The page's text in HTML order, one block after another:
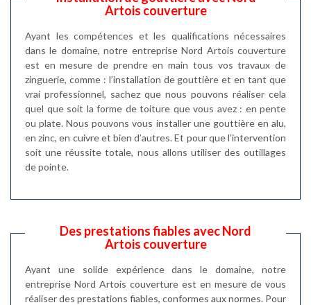
Artois couverture
Ayant les compétences et les qualifications nécessaires
dans le domaine, notre entreprise Nord Artois couverture
est en mesure de prendre en main tous vos travaux de
zinguerie, comme : l’installation de gouttière et en tant que
vrai professionnel, sachez que nous pouvons réaliser cela
quel que soit la forme de toiture que vous avez : en pente
ou plate. Nous pouvons vous installer une gouttière en alu,
en zinc, en cuivre et bien d’autres. Et pour que l’intervention
soit une réussite totale, nous allons utiliser des outillages
de pointe.
Des prestations fiables avec Nord
Artois couverture
Ayant une solide expérience dans le domaine, notre
entreprise Nord Artois couverture est en mesure de vous
réaliser des prestations fiables, conformes aux normes. Pour